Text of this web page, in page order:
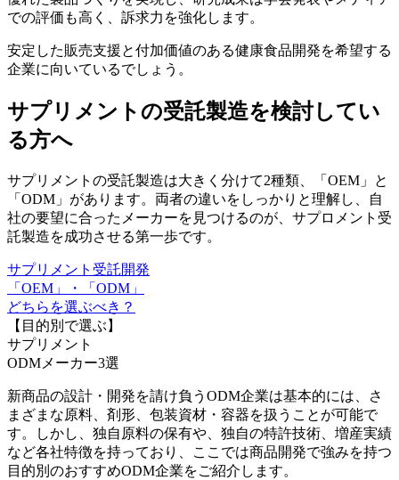
での評価も高く、訴求力を強化します。
安定した販売支援と付加価値のある健康食品開発を希望する
企業に向いているでしょう。
サプリメントの受託製造を検討してい
る方へ
サプリメントの受託製造は大きく分けて2種類、「 OEM 」と
「 ODM 」があります。両者の違いをしっかりと理解し、自
社の要望に合ったメーカーを見つけるのが、サプロメント受
託製造を成功させる第一歩です。
サプリメント受託開発
「OEM」・「ODM」
どちらを選ぶべき？
【目的別で選ぶ】
サプリメント
ODM メーカー3選
新商品の設計・開発を請け負うODM企業は基本的には、さ
まざまな原料、剤形、包装資材・容器を扱うことが可能で
す。しかし、独自原料の保有や、独自の特許技術、増産実績
など各社特徴を持っており、ここでは商品開発で強みを持つ
目的別のおすすめODM企業をご紹介します。